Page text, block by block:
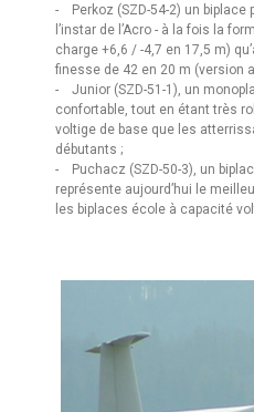
- Perkoz (SZD-54-2) un biplace
l’instar de l’Acro - à la fois la
charge +6,6 / -4,7 en 17,5 m)
finesse de 42 en 20 m (version
- Junior (SZD-51-1), un
confortable, tout en étant très
voltige de base que les
débutants ;
- Puchacz (SZD-50-3), un
représente aujourd’hui le
les biplaces école à capacité